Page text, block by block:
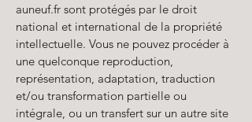
auneuf.fr sont protégés par le droit
national et international de la propriété
intellectuelle. Vous ne pouvez procéder à
une quelconque reproduction,
représentation, adaptation, traduction
et/ou transformation partielle ou
intégrale, ou un transfert sur un autre site